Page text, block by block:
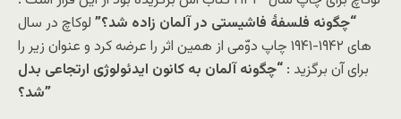
“چگونه فلسفۀ فاشیستی در آلمان زاده شد؟” لوکاچ در سال
های ۱۹۴۲-۱۹۴۱ چاپ دوّمی از همین اثر را عرضه کرد و عنوان زیر را
برای آن برگزید : “چگونه آلمان به کانون ایدئولوژی ارتجاعی بدل
شد؟”